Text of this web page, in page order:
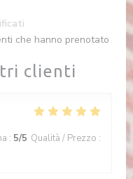
clienti
: 5/5 Qualità / Prezzo :
che hanno prenotato